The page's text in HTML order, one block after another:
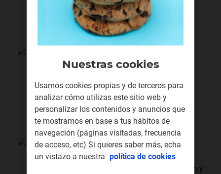
pagar más!
llamaya a llamaya
llamaya en España, las 24 horas,
establecimiento de llamada incluido.
¡Activa prepago fácil!
¿Quieres más gigas extra? ¡Te regalamos
todos los meses! Es fácil, rápido y
Nuestras cookies
Usamos cookies propias y de terceros para
analizar cómo utilizas este sitio web y
personalizar los contenidos y anuncios que
te mostramos en base a tus hábitos de
navegación (páginas visitadas, frecuencia
de acceso, etc) Si quieres saber más, echa
un vistazo a nuestra política de cookies